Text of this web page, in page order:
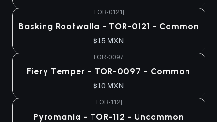
TOR-0121 |
Basking Rootwalla - TOR-0121 - Common
$15 MXN
TOR-0097|
Fiery Temper - TOR-0097 - Common
$10 MXN
TOR-112
Pyromania - TOR-112 - Uncommon